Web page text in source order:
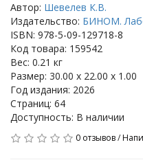
Автор: Шевелев К.В.
Издательство: БИНОМ.
ISBN: 978-5-09-129718-8
Код товара: 159542
Вес: 0.21 кг
Размер: 30.00 x 22.00 x 1.00
Год издания: 2026
Страниц: 64
Доступность: В наличии
0 отзывов/